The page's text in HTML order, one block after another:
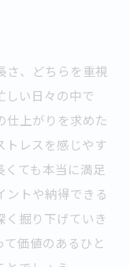
さ、どちらを重視
しい日々の中で
仕上がりを求めた
トレスを感じやす
ても本当に満足
ントや納得できる
く掘り下げていき
価値のあるひと